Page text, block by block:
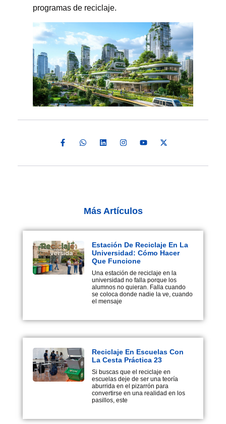
programas de reciclaje.
Más Artículos
Estación De Reciclaje En La
Universidad: Cómo Hacer
Que Funcione
Una estación de reciclaje en la
universidad no falla porque los
alumnos no quieran. Falla cuando
se coloca donde nadie la ve, cuando
el mensaje
Reciclaje En Escuelas Con
La Cesta Práctica 23
Si buscas que el reciclaje en
escuelas deje de ser una teoría
aburrida en el pizarrón para
convertirse en una realidad en los
pasillos, este